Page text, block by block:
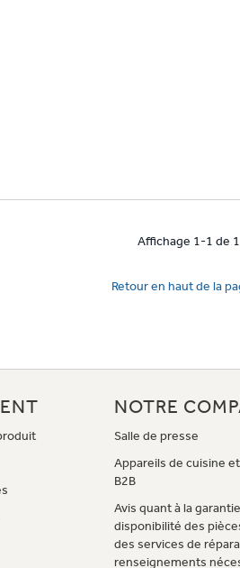
Affichage 1-1 de 1
Retour en haut de la
NOTRE
Salle de presse
Appareils de cuisine
B2B
Avis quant à la
disponibilité des
des services de
renseignements